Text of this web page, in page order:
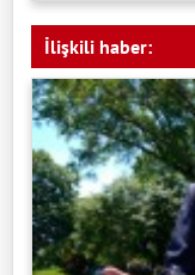
İlişkili haber: